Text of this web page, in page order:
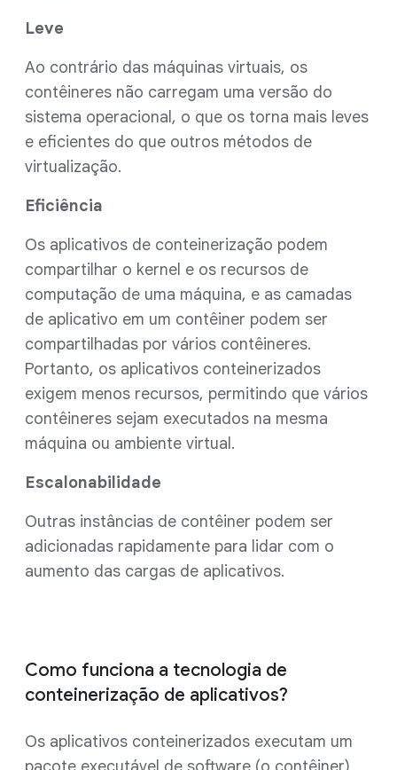
Leve
Ao contrário das máquinas virtuais, os
contêineres não carregam uma versão do
sistema operacional, o que os torna mais leves
e eficientes do que outros métodos de
virtualização.
Eficiência
Os aplicativos de conteinerização podem
compartilhar o kernel e os recursos de
computação de uma máquina, e as camadas
de aplicativo em um contêiner podem ser
compartilhadas por vários contêineres.
Portanto, os aplicativos conteinerizados
exigem menos recursos, permitindo que vários
contêineres sejam executados na mesma
máquina ou ambiente virtual.
Escalonabilidade
Outras instâncias de contêiner podem ser
adicionadas rapidamente para lidar com o
aumento das cargas de aplicativos.
Como funciona a tecnologia de
conteinerização de aplicativos?
Os aplicativos conteinerizados executam um